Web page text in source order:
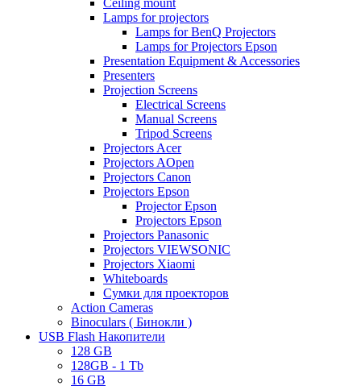
Ceiling mount
Lamps for projectors
Lamps for BenQ Projectors
Lamps for Projectors Epson
Presentation Equipment & Accessories
Presenters
Projection Screens
Electrical Screens
Manual Screens
Tripod Screens
Projectors Acer
Projectors AOpen
Projectors Canon
Projectors Epson
Projector Epson
Projectors Epson
Projectors Panasonic
Projectors VIEWSONIC
Projectors Xiaomi
Whiteboards
Сумки для проекторов
Action Cameras
Binoculars ( Бинокли )
USB Flash Накопители
128 GB
128GB - 1 Tb
16 GB